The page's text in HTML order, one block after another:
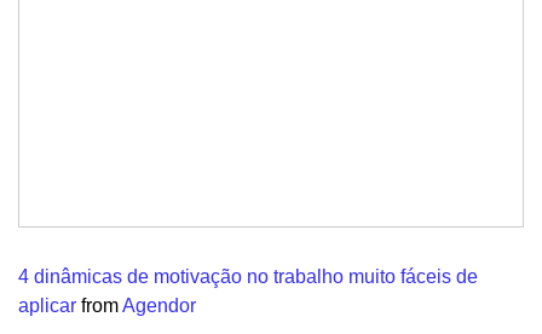
4 dinâmicas de motivação no trabalho muito fáceis de
aplicar fromAgendor